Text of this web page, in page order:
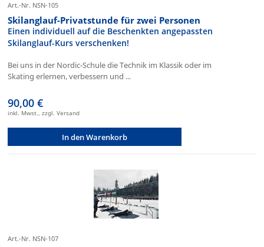
Art.-Nr. NSN-105
Skilanglauf-Privatstunde für zwei Personen
Einen individuell auf die Beschenkten angepassten
Skilanglauf-Kurs verschenken!
Bei uns in der Nordic-Schule die Technik im Klassik oder im
Skating erlernen, verbessern und ...
90,00 €
inkl. Mwst., zzgl. Versand
In den Warenkorb
Art.-Nr. NSN-107